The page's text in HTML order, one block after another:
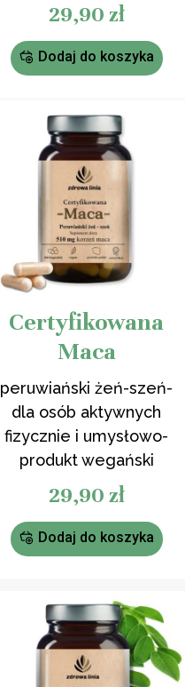
29,90 zł
Dodaj do koszyka
Certyfikowana
Maca
peruwiański żeń-szeń-
dla osób aktywnych
fizycznie i umysłowo-
produkt wegański
29,90 zł
Dodaj do koszyka